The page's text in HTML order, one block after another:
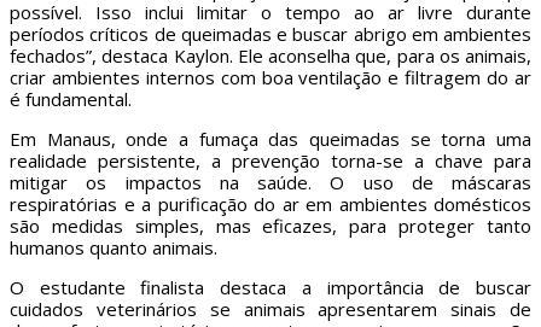
possível. Isso inclui limitar o tempo ao ar livre durante
períodos críticos de queimadas e buscar abrigo em ambientes
fechados”, destaca Kaylon. Ele aconselha que, para os animais,
criar ambientes internos com boa ventilação e filtragem do ar
é fundamental.
Em Manaus, onde a fumaça das queimadas se torna uma
realidade persistente, a prevenção torna-se a chave para
mitigar os impactos na saúde. O uso de máscaras
respiratórias e a purificação do ar em ambientes domésticos
são medidas simples, mas eficazes, para proteger tanto
humanos quanto animais.
O estudante finalista destaca a importância de buscar
cuidados veterinários se animais apresentarem sinais de